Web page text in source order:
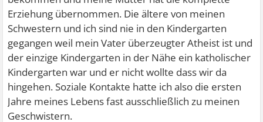
Erziehung übernommen. Die ältere von meinen
Schwestern und ich sind nie in den Kindergarten
gegangen weil mein Vater überzeugter Atheist ist und
der einzige Kindergarten in der Nähe ein katholischer
Kindergarten war und er nicht wollte dass wir da
hingehen. Soziale Kontakte hatte ich also die ersten
Jahre meines Lebens fast ausschließlich zu meinen
Geschwistern.